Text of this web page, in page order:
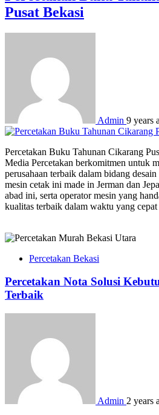
Pusat Bekasi
Admin 9 years
Percetakan Buku Tahunan Cikarang
Media Percetakan berkomitmen untuk
perusahaan terbaik dalam bidang
mesin cetak ini made in Jerman dan
abad ini, serta operator mesin yang
kualitas terbaik dalam waktu yang
Percetakan Bekasi
Percetakan Nota Solusi
Terbaik
Admin 2 years